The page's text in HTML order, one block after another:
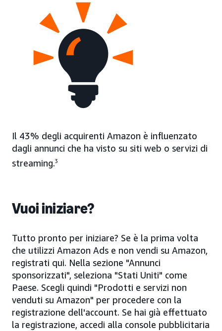
Il 43% degli acquirenti Amazon è influenzato
dagli annunci che ha visto su siti web o servizi di
streaming.3
Vuoi iniziare?
Tutto pronto per iniziare? Se è la prima volta
che utilizzi Amazon Ads e non vendi su Amazon,
registrati qui. Nella sezione "Annunci
sponsorizzati", seleziona "Stati Uniti" come
Paese. Scegli quindi "Prodotti e servizi non
venduti su Amazon" per procedere con la
registrazione dell'account. Se hai già effettuato
la registrazione, accedi alla console pubblicitaria